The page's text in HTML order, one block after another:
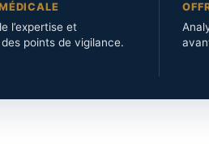
l’expertise et
points de vigilance.